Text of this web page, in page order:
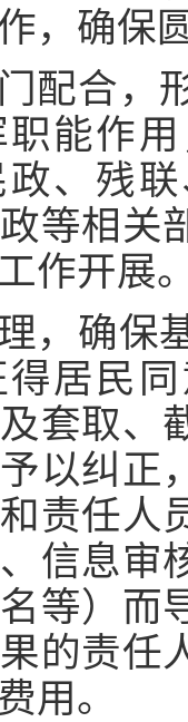
，确保
配合，
能作
、残
等相关
作开展
，确保
居民
套取、
以纠正
责任人
信息审
等）而
的责任
用。